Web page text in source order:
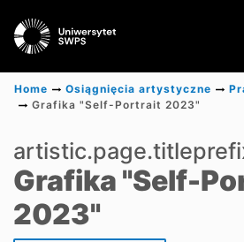
Scientific research results
Home Osiągnięcia artystyczne
Grafika "Self-Portrait 2023"
Grafika "Self-
2023"